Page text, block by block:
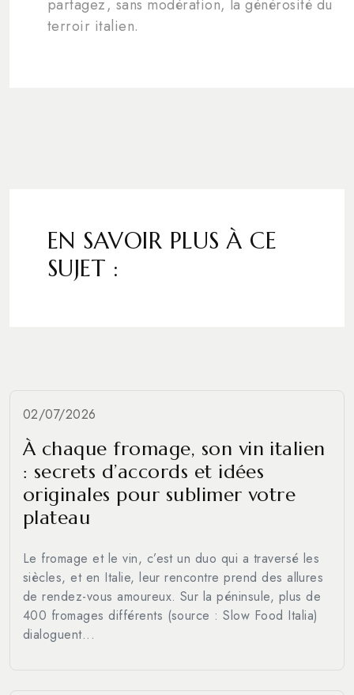
partagez, sans modération, la générosité du
terroir italien.
EN SAVOIR PLUS À CE
SUJET :
02/07/2026
À chaque fromage, son vin italien
: secrets d’accords et idées
originales pour sublimer votre
plateau
Le fromage et le vin, c’est un duo qui a traversé les
siècles, et en Italie, leur rencontre prend des allures
de rendez-vous amoureux. Sur la péninsule, plus de
400 fromages différents (source : Slow Food Italia)
dialoguent...